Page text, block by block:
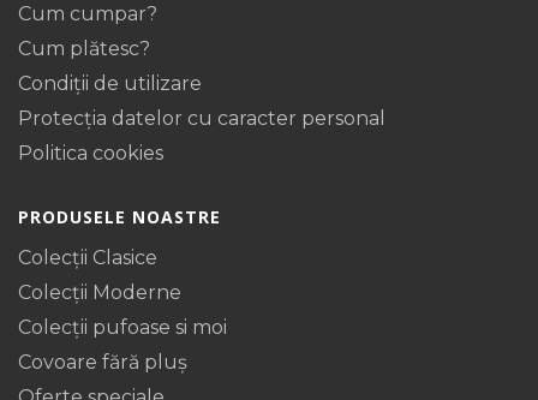
Cum cumpar?
Cum plătesc?
Condiții de utilizare
Protecţia datelor cu caracter personal
Politica cookies
PRODUSELE NOASTRE
Colecții Clasice
Colecții Moderne
Colecții pufoase si moi
Covoare fără pluș